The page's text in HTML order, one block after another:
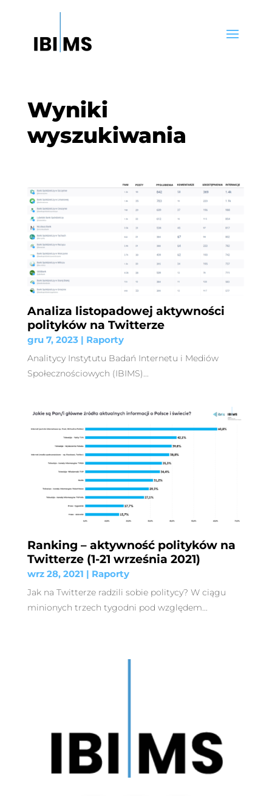
Wyniki
wyszukiwania
Analiza listopadowej aktywności
polityków na Twitterze
gru 7, 2023| Raporty
Analitycy Instytutu Badań Internetu i Mediów
Społecznościowych (IBIMS)...
Ranking – aktywność polityków na
Twitterze (1-21 września 2021)
wrz 28, 2021 | Raporty
Jak na Twitterze radzili sobie politycy? W ciągu
minionych trzech tygodni pod względem...